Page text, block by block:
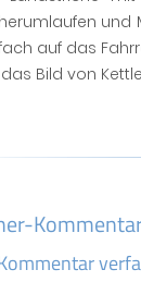
und
auf das
Bild von